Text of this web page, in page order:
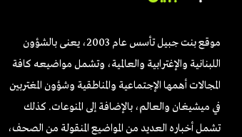
موقع بنت جبيل تأسس عام 2003، يعنى بالشؤون
اللبنانية والإغترابية والعالمية، وتشمل مواضيعه كافة
المجالات أهمها الإجتماعية والمناطقية وشؤون المغتربين
في ميشيغان والعالم، بالإضافة إلى المنوعات. كذلك
تشمل أخباره العديد من المواضيع المنقولة من الصحف،